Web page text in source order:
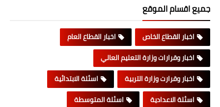
جميع اقسام الموقع
اخبار القطاع الخاص
اخبار القطاع العام
اخبار وقرارات وزارة التعليم العالي
اخبار وقرارت وزارة التربية
اسئلة الابتدائية
اسئلة الاعدادية
اسئلة المتوسطة